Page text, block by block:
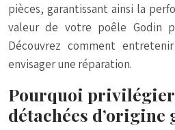
pièces, garantissant ainsi la
valeur de votre poêle Godin
Découvrez comment
envisager une réparation.
Pourquoi privilégier
détachées d’origine